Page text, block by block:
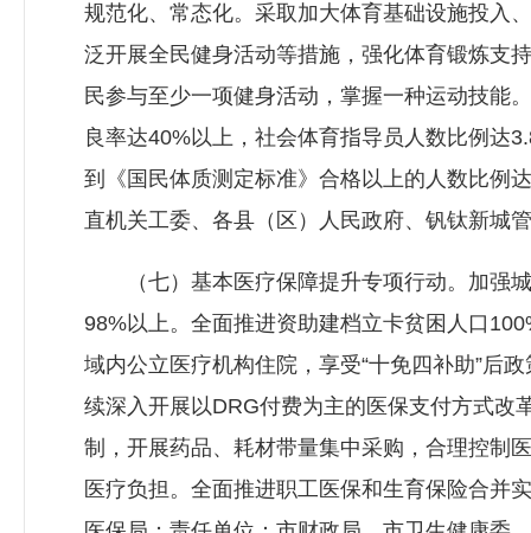
规范化、常态化。采取加大体育基础设施投入
泛开展全民健身活动等措施，强化体育锻炼支
民参与至少一项健身活动，掌握一种运动技能
良率达40%以上，社会体育指导员人数比例
到《国民体质测定标准》合格以上的人数比例
直机关工委、各县（区）人民政府、钒钛新城
（七）基本医疗保障提升专项行动。加强城
98%以上。全面推进资助建档立卡贫困人口
域内公立医疗机构住院，享受“十免四补助”后
续深入开展以DRG付费为主的医保支付方式改
制，开展药品、耗材带量集中采购，合理控制
医疗负担。全面推进职工医保和生育保险合并